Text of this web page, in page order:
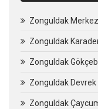
Zonguldak
Zonguldak
Zonguldak
Zonguldak Devrek
Zonguldak